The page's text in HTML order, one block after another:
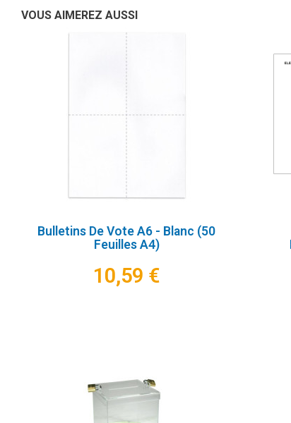
VOUS AIMEREZ AUSSI
Bulletins De Vote A6 - Blanc (50
Feuilles A4)
10,59 €